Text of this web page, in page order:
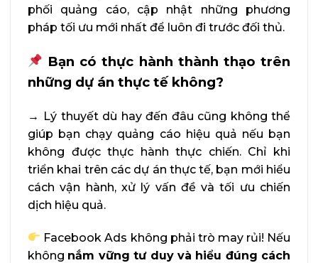
phối quảng cáo, cập nhật những phương
pháp tối ưu mới nhất để luôn đi trước đối thủ.
Bạn có thực hành thành thạo trên
những dự án thực tế không?
→ Lý thuyết dù hay đến đâu cũng không thể
giúp bạn chạy quảng cáo hiệu quả nếu bạn
không được thực hành thực chiến. Chỉ khi
triển khai trên các dự án thực tế, bạn mới hiểu
cách vận hành, xử lý vấn đề và tối ưu chiến
dịch hiệu quả.
Facebook Ads không phải trò may rủi! Nếu
không nắm vững tư duy và hiểu đúng cách